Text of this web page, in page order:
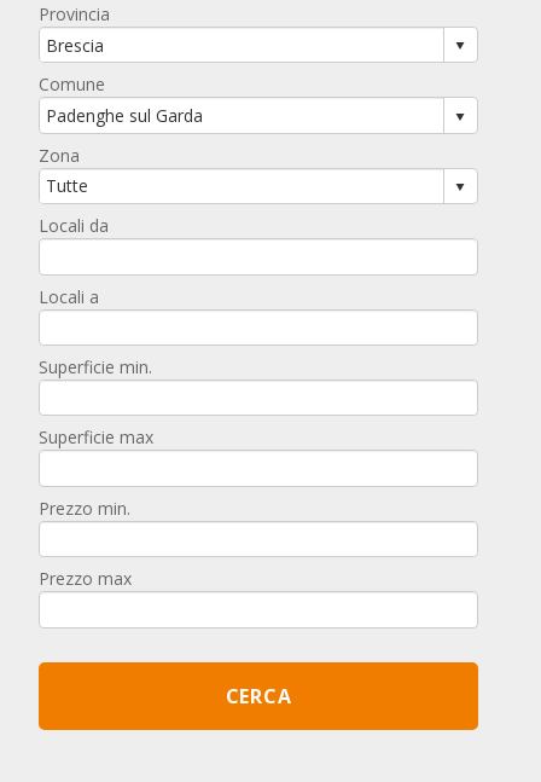
Provincia
Comune
Zona
Locali da
Locali a
Superficie min.
Superficie max
Prezzo min.
Prezzo max